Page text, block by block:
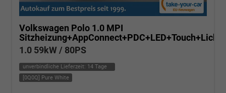
Volkswagen Polo 1.0 MPI
1.0 59kW / 80PS
unverbindliche Lieferzeit: 14 Tage
[0Q0Q] Pure White